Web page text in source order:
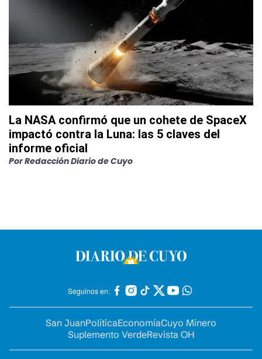
La NASA confirmó que un cohete de SpaceX
impactó contra la Luna: las 5 claves del
informe oficial
PorRedacción Diario de Cuyo
Seguinos en:
San JuanPolíticaEconomíaCuyo Minero
Suplemento VerdeRevista OH